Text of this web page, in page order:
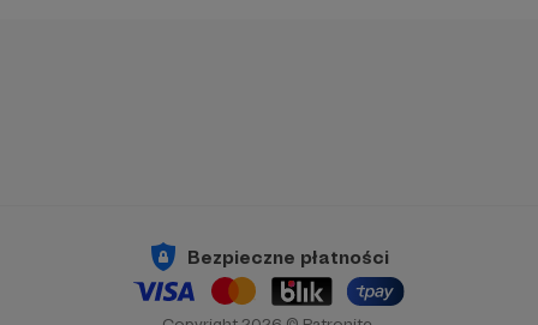
Bezpieczne płatności